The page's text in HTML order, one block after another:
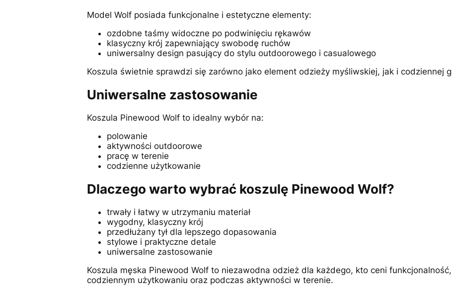
Model Wolf posiada funkcjonalne i estetyczne elementy:
ozdobne taśmy widoczne po podwinięciu rękawów
klasyczny krój zapewniający swobodę ruchów
uniwersalny design pasujący do stylu outdoorowego i casualowego
Koszula świetnie sprawdzi się zarówno jako element odzieży myśliwskiej, jak i codziennej
Uniwersalne zastosowanie
Koszula Pinewood Wolf to idealny wybór na:
polowanie
aktywności outdoorowe
pracę w terenie
codzienne użytkowanie
Dlaczego warto wybrać koszulę Pinewood Wolf?
trwały i łatwy w utrzymaniu materiał
wygodny, klasyczny krój
przedłużany tył dla lepszego dopasowania
stylowe i praktyczne detale
uniwersalne zastosowanie
Koszula męska Pinewood Wolf to niezawodna odzież dla każdego, kto ceni
codziennym użytkowaniu oraz podczas aktywności w terenie.